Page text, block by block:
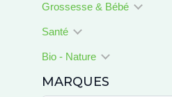
Grossesse & Bébé
Santé
Bio - Nature
MARQUES